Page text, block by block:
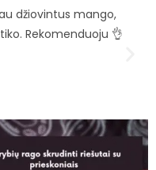
džiovintus mango,
Rekomenduoju 👌